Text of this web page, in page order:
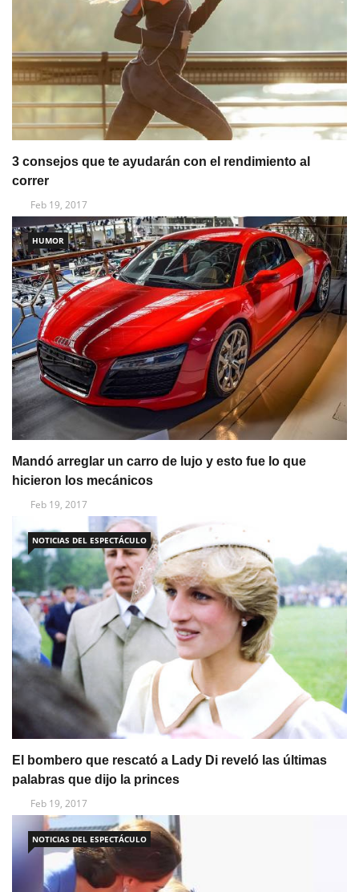
3 consejos que te ayudarán con el rendimiento al
correr
Feb 19, 2017
HUMOR
Mandó arreglar un carro de lujo y esto fue lo que
hicieron los mecánicos
Feb 19, 2017
NOTICIAS DEL ESPECTÁCULO
El bombero que rescató a Lady Di reveló las últimas
palabras que dijo la princes
Feb 19, 2017
NOTICIAS DEL ESPECTÁCULO